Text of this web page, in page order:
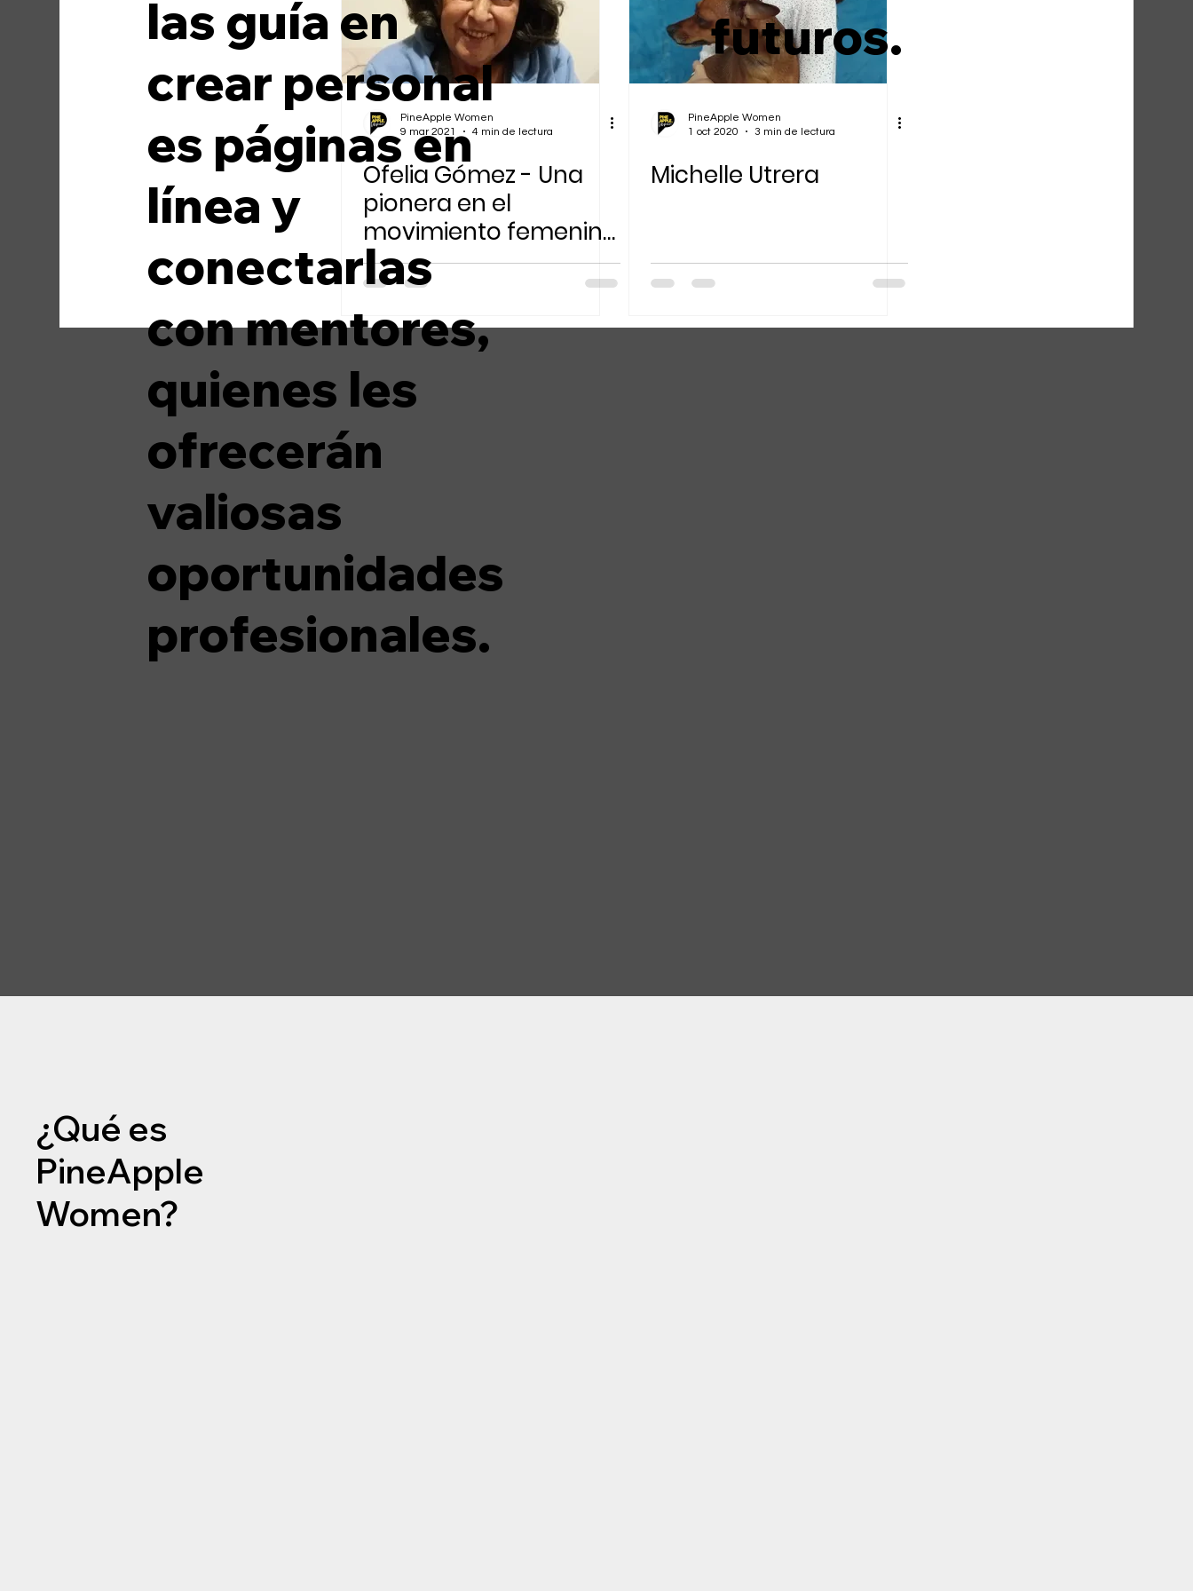
Medios de comunicación Moda Sostenibilidad Ambiental
PineApple Women
9 mar 2021
4 min de lectura
Ofelia Gómez - Una
pionera en el
movimiento femenino
en Colombia
PineApple Women
1 oct 2020
3 min de lectura
Michelle Utrera
futuros.
¿Qué es
PineApple
Women?
las guía en
crear personal
es páginas en
línea y
conectarlas
con mentores,
quienes les
ofrecerán
valiosas
oportunidades
profesionales.